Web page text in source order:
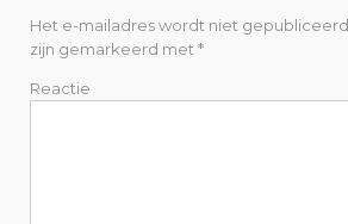
Het e-mailadres wordt niet
zijn gemarkeerd met*
Reactie